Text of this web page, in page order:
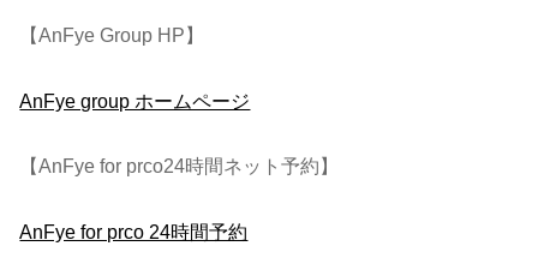
【AnFye Group HP】
AnFye group ホームページ
【AnFye for prco24時間ネット予約】
AnFye for prco 24時間予約